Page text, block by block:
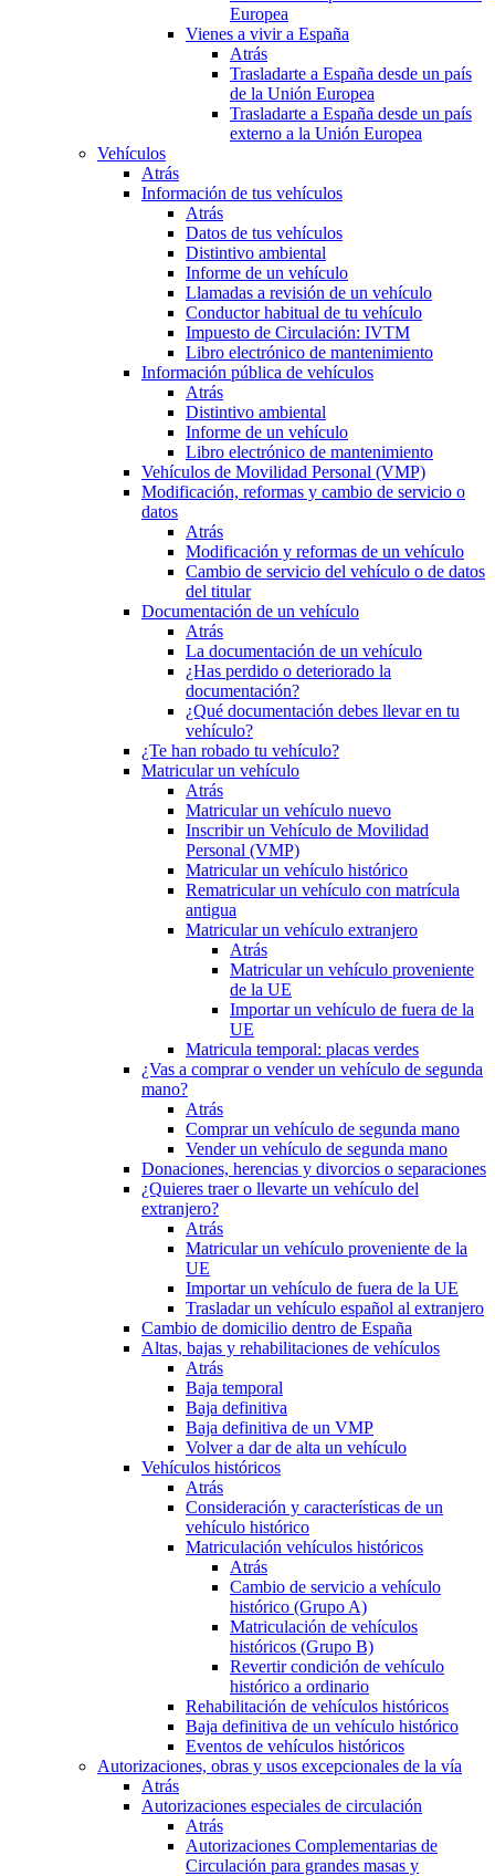
Europea
Vienes a vivir a España
Atrás
Trasladarte a España desde un país
de la Unión Europea
Trasladarte a España desde un país
externo a la Unión Europea
Vehículos
Atrás
Información de tus vehículos
Atrás
Datos de tus vehículos
Distintivo ambiental
Informe de un vehículo
Llamadas a revisión de un vehículo
Conductor habitual de tu vehículo
Impuesto de Circulación: IVTM
Libro electrónico de mantenimiento
Información pública de vehículos
Atrás
Distintivo ambiental
Informe de un vehículo
Libro electrónico de mantenimiento
Vehículos de Movilidad Personal (VMP)
Modificación, reformas y cambio de servicio o
datos
Atrás
Modificación y reformas de un vehículo
Cambio de servicio del vehículo o de datos
del titular
Documentación de un vehículo
Atrás
La documentación de un vehículo
¿Has perdido o deteriorado la
documentación?
¿Qué documentación debes llevar en tu
vehículo?
¿Te han robado tu vehículo?
Matricular un vehículo
Atrás
Matricular un vehículo nuevo
Inscribir un Vehículo de Movilidad
Personal (VMP)
Matricular un vehículo histórico
Rematricular un vehículo con matrícula
antigua
Matricular un vehículo extranjero
Atrás
Matricular un vehículo proveniente
de la UE
Importar un vehículo de fuera de la
UE
Matricula temporal: placas verdes
¿Vas a comprar o vender un vehículo de segunda
mano?
Atrás
Comprar un vehículo de segunda mano
Vender un vehículo de segunda mano
Donaciones, herencias y divorcios o separaciones
¿Quieres traer o llevarte un vehículo del
extranjero?
Atrás
Matricular un vehículo proveniente de la
UE
Importar un vehículo de fuera de la UE
Trasladar un vehículo español al extranjero
Cambio de domicilio dentro de España
Altas, bajas y rehabilitaciones de vehículos
Atrás
Baja temporal
Baja definitiva
Baja definitiva de un VMP
Volver a dar de alta un vehículo
Vehículos históricos
Atrás
Consideración y características de un
vehículo histórico
Matriculación vehículos históricos
Atrás
Cambio de servicio a vehículo
histórico (Grupo A)
Matriculación de vehículos
históricos (Grupo B)
Revertir condición de vehículo
histórico a ordinario
Rehabilitación de vehículos históricos
Baja definitiva de un vehículo histórico
Eventos de vehículos históricos
Autorizaciones, obras y usos excepcionales de la vía
Atrás
Autorizaciones especiales de circulación
Atrás
Autorizaciones Complementarias de
Circulación para grandes masas y